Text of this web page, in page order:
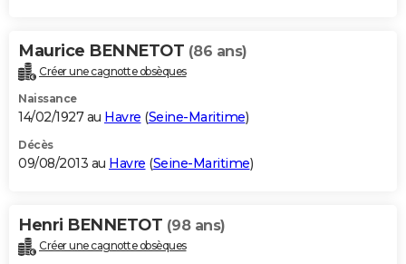
Maurice BENNETOT (86 ans)
Créer une cagnotte obsèques
Naissance
14/02/1927 au Havre (Seine-Maritime)
Décès
09/08/2013 au Havre (Seine-Maritime)
Henri BENNETOT (98 ans)
Créer une cagnotte obsèques